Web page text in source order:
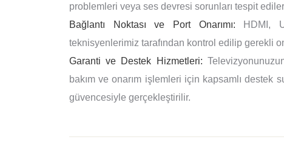
problemleri veya ses devresi sorunları tespit
Bağlantı Noktası ve Port Onarımı: HDMI,
teknisyenlerimiz tarafından kontrol edilip gerekli
Garanti ve Destek Hizmetleri:
bakım ve onarım işlemleri için kapsamlı
güvencesiyle gerçekleştirilir.